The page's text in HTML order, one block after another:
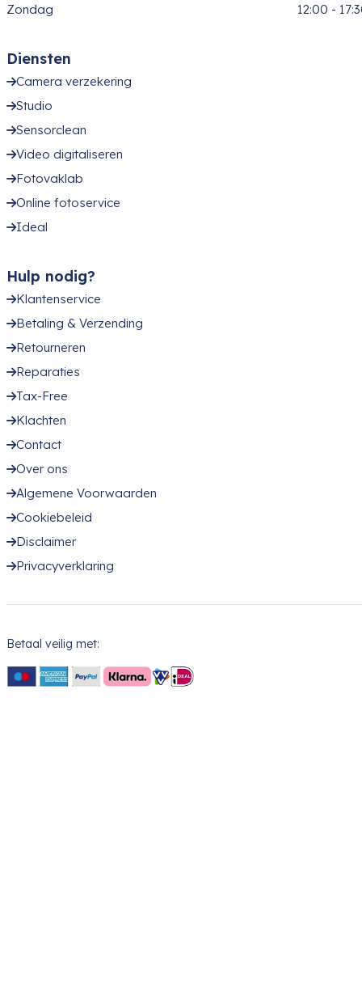
Zondag
12:00 -
Diensten
Camera verzekering
Studio
Sensorclean
Video digitaliseren
Fotovaklab
Online fotoservice
Ideal
Hulp nodig?
Klantenservice
Betaling & Verzending
Retourneren
Reparaties
Tax-Free
Klachten
Contact
Over ons
Algemene Voorwaarden
Cookiebeleid
Disclaimer
Privacyverklaring
Betaal veilig met: